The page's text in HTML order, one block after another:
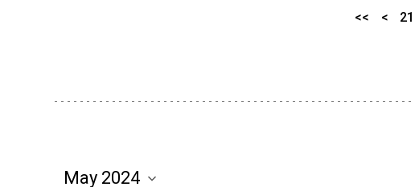
<< < 21